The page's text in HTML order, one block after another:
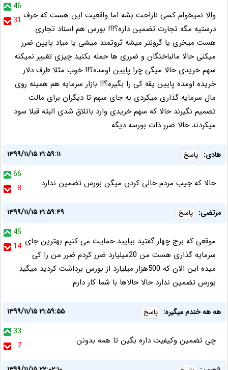
46
31 والا نمیخوام کسی ناراحت بشه اما واقعیت این هست که حرف
درستیه مگه تجارت تضمین داره؟!!! بورس هم اسناد تجاری
هست میخری یا گرونتر میشه ثروتمند میشی یا میاد پایین ضرر
میکنی حالا مالباختگان و ضرری ها حمله بکنید چیزی تغییر نمیکنه
سهم خریدی حالا میگی چرا پایین اومده؟!! خوب مثلا طرف دلار
خریده اومده پایین یقه کی را بگیره؟!! بازار سرمایه هم همینه روی
مال سرمایه گذاری میکردی به جای سهم تا دیگران برای مالت
تصمیم نگیرند حالا که سهم خریدی وارد باتلاق شدی البته قبلا سود
میکردند حالا ضرر ذات بورسه دیگه
هادی: پاسخ
۱۳۹۹/۱۱/۱۵ ۲۱:۵۹:۱۱
66
8
حالا که جیب مردم خالی کردن میگن بورس تضمین ندارد.
مرتضی: پاسخ
۱۳۹۹/۱۱/۱۵ ۲۱:۵۹:۴۹
45
14 موقعی که برج چهار گفتید بیایید حمایت می کنیم بهترین جای
سرمایه گذاری هست من 20میلیارد ضرر کردم ضرر من را کی
میده این الان که 500هزار میلیارد از بورس برداشت کردید میگید
بورس تضمین ندارد حالا حالاها با شما کار دارم
هه هه خندم میگیره: پاسخ
۱۳۹۹/۱۱/۱۵ ۲۱:۵۹:۵۵
33
7
چی تضمین وکیفیت داره بگین تا همه بدونن